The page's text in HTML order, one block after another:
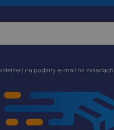
na podany e-mail na